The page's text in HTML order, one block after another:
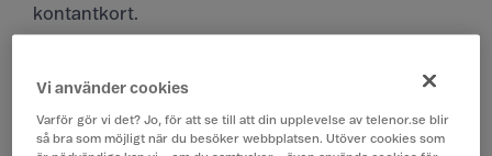
kontantkort.
Vi använder cookies
Varför gör vi det? Jo, för att se till att din upplevelse av telenor.se blir
så bra som möjligt när du besöker webbplatsen. Utöver cookies som